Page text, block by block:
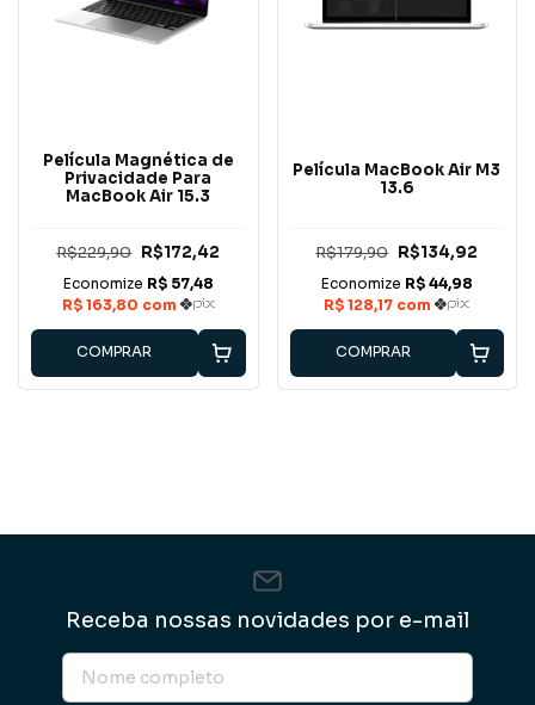
Película Magnética de
Privacidade Para
MacBook Air 15.3
R$229,90 R$172,42
COMPRAR
Película MacBook Air M3
13.6
R$179,90 R$134,92
COMPRAR
Receba nossas novidades por e-mail